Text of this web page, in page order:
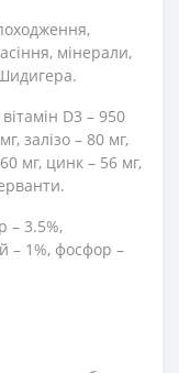
мінерали,
D3 – 950
залізо – 80 мг,
мг, цинк – 56 мг,
– 3.5%,
– 1%, фосфор –